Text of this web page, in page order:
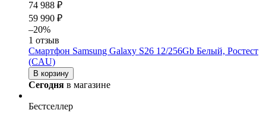
74 988 ₽
59 990 ₽
–20%
1 отзыв
Смартфон Samsung Galaxy S26 12/256Gb Белый, Ростест
(CAU)
В корзину
Сегодня в магазине
Бестселлер